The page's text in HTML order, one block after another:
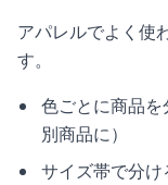
アパレルでよく使
す。
色ごとに商品
別商品に）
サイズ帯で分